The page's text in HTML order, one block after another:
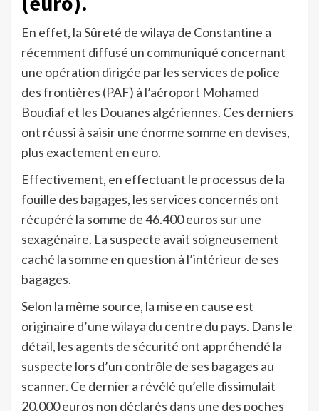
En effet, la Sûreté de wilaya de Constantine a
récemment diffusé un communiqué concernant
une opération dirigée par les services de police
des frontières (PAF) à l’aéroport Mohamed
Boudiaf et les Douanes algériennes. Ces derniers
ont réussi à saisir une énorme somme en devises,
plus exactement en euro.
Effectivement, en effectuant le processus de la
fouille des bagages, les services concernés ont
récupéré la somme de 46.400 euros sur une
sexagénaire. La suspecte avait soigneusement
caché la somme en question à l’intérieur de ses
bagages.
Selon la même source, la mise en cause est
originaire d’une wilaya du centre du pays. Dans le
détail, les agents de sécurité ont appréhendé la
suspecte lors d’un contrôle de ses bagages au
scanner. Ce dernier a révélé qu’elle dissimulait
20.000 euros non déclarés dans une des poches